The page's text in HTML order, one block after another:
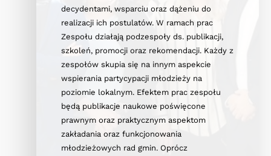
decydentami, wsparciu oraz dążeniu do
realizacji ich postulatów. W ramach prac
Zespołu działają podzespoły ds. publikacji,
szkoleń, promocji oraz rekomendacji. Każdy z
zespołów skupia się na innym aspekcie
wspierania partycypacji młodzieży na
poziomie lokalnym. Efektem prac zespołu
będą publikacje naukowe poświęcone
prawnym oraz praktycznym aspektom
zakładania oraz funkcjonowania
młodzieżowych rad gmin. Oprócz